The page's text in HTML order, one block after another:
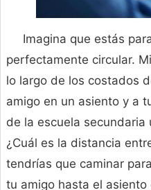
Imagina que estás
perfectamente circular.
lo largo de los costados
amigo en un asiento y a
de la escuela secundaria
¿Cuál es la distancia
tendrías que caminar
tu amigo hasta el asiento